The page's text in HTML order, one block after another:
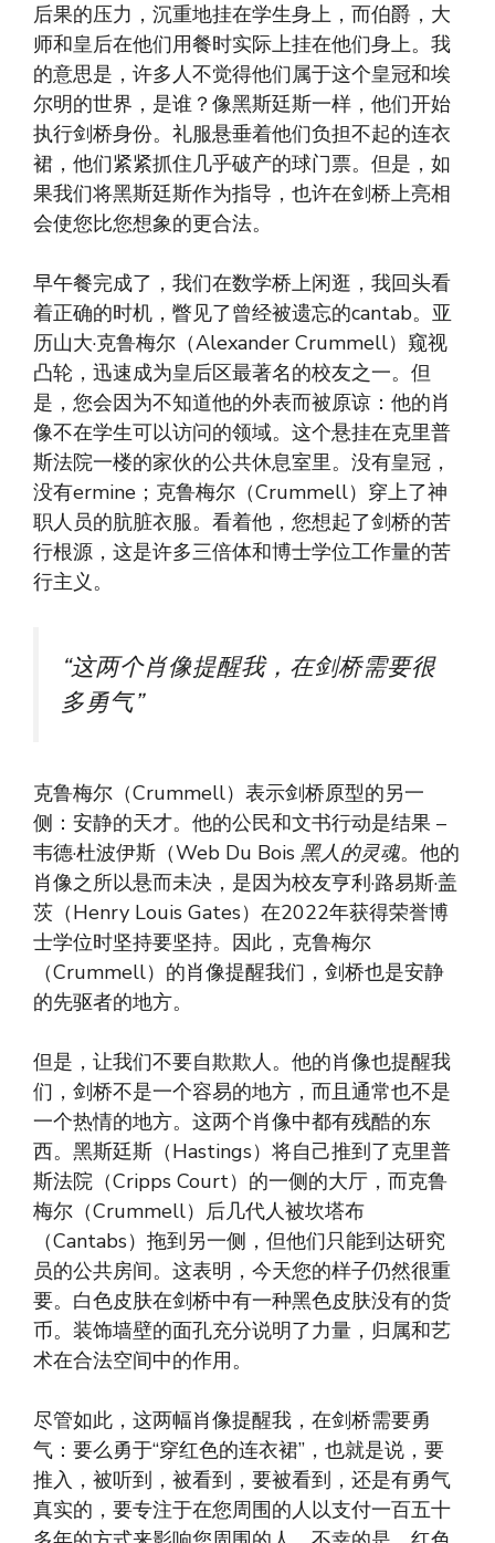
后果的压力，沉重地挂在学生身上，而伯爵，大
师和皇后在他们用餐时实际上挂在他们身上。我
的意思是，许多人不觉得他们属于这个皇冠和埃
尔明的世界，是谁？像黑斯廷斯一样，他们开始
执行剑桥身份。礼服悬垂着他们负担不起的连衣
裙，他们紧紧抓住几乎破产的球门票。但是，如
果我们将黑斯廷斯作为指导，也许在剑桥上亮相
会使您比您想象的更合法。
早午餐完成了，我们在数学桥上闲逛，我回头看
着正确的时机，瞥见了曾经被遗忘的cantab。亚
历山大·克鲁梅尔（Alexander Crummell）窥视
凸轮，迅速成为皇后区最著名的校友之一。但
是，您会因为不知道他的外表而被原谅：他的肖
像不在学生可以访问的领域。这个悬挂在克里普
斯法院一楼的家伙的公共休息室里。没有皇冠，
没有ermine；克鲁梅尔（Crummell）穿上了神
职人员的肮脏衣服。看着他，您想起了剑桥的苦
行根源，这是许多三倍体和博士学位工作量的苦
行主义。
“这两个肖像提醒我，在剑桥需要很
多勇气”
克鲁梅尔（Crummell）表示剑桥原型的另一
侧：安静的天才。他的公民和文书行动是结果 –
韦德·杜波伊斯（Web Du Bois 黑人的灵魂。他的
肖像之所以悬而未决，是因为校友亨利·路易斯·盖
茨（Henry Louis Gates）在2022年获得荣誉博
士学位时坚持要坚持。因此，克鲁梅尔
（Crummell）的肖像提醒我们，剑桥也是安静
的先驱者的地方。
但是，让我们不要自欺欺人。他的肖像也提醒我
们，剑桥不是一个容易的地方，而且通常也不是
一个热情的地方。这两个肖像中都有残酷的东
西。黑斯廷斯（Hastings）将自己推到了克里普
斯法院（Cripps Court）的一侧的大厅，而克鲁
梅尔（Crummell）后几代人被坎塔布
（Cantabs）拖到另一侧，但他们只能到达研究
员的公共房间。这表明，今天您的样子仍然很重
要。白色皮肤在剑桥中有一种黑色皮肤没有的货
币。装饰墙壁的面孔充分说明了力量，归属和艺
术在合法空间中的作用。
尽管如此，这两幅肖像提醒我，在剑桥需要勇
气：要么勇于“穿红色的连衣裙”，也就是说，要
推入，被听到，被看到，要被看到，还是有勇气
真实的，要专注于在您周围的人以支付一百五十